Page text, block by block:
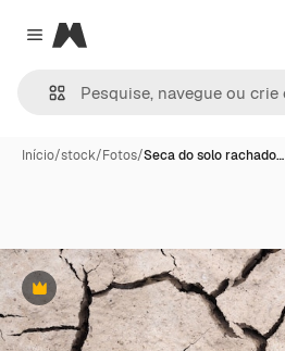
Close menu
Magnific
Início/stock/Fotos/Seca do solo rachado…
Premium